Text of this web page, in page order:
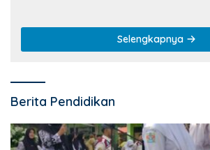
Selengkapnya
Berita Pendidikan